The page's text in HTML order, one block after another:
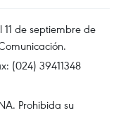
11 de septiembre de
(024) 39411348
Prohibida su